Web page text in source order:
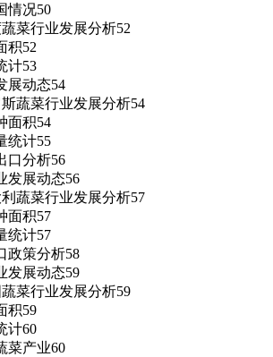
情况50
菜行业发展分析52
积52
计53
展动态54
斯蔬菜行业发展分析54
面积54
统计55
口分析56
发展动态56
利蔬菜行业发展分析57
面积57
统计57
政策分析58
发展动态59
蔬菜行业发展分析59
积59
计60
菜产业60